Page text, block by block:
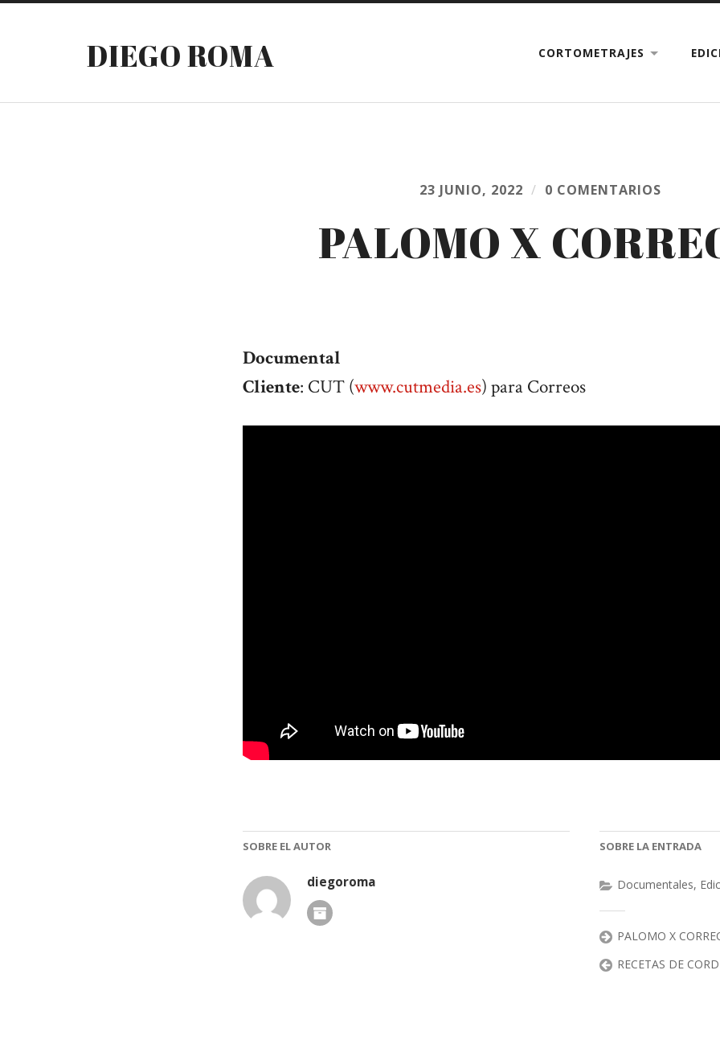
DIEGO ROMA CORTOMETRAJES
23 JUNIO, 2022 / 0 COMENTARIOS
PALOMO X
Documental
Cliente: CUT (www.cutmedia.es) para Correos
SOBRE EL AUTOR
diegoroma
SOBRE LA ENTRADA
Documentales,
PALOMO X
RECETAS DE